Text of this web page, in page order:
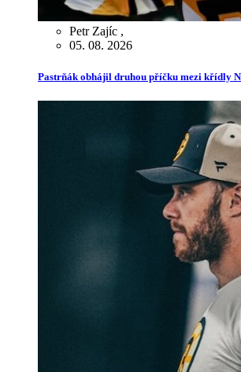
Petr Zajíc ,
05. 08. 2026
Pastrňák obhájil druhou příčku mezi křídly